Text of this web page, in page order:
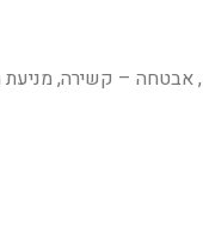
– קשירה, מניעת